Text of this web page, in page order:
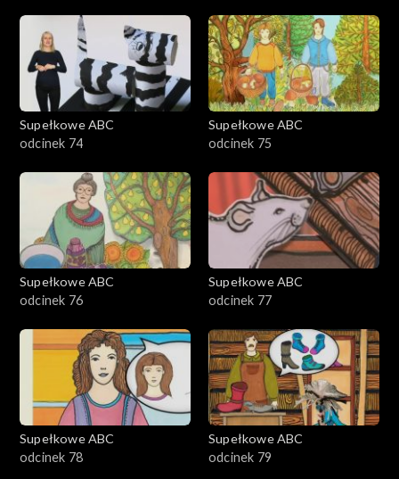
Supełkowe ABC
odcinek 74
Supełkowe ABC
odcinek 75
Supełkowe ABC
odcinek 76
Supełkowe ABC
odcinek 77
Supełkowe ABC
odcinek 78
Supełkowe ABC
odcinek 79